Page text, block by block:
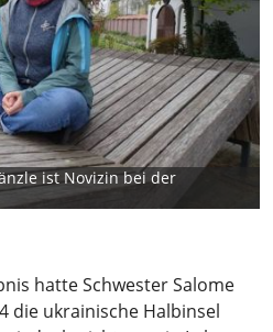
ist Novizin bei der
hatte Schwester Salome
die ukrainische Halbinsel